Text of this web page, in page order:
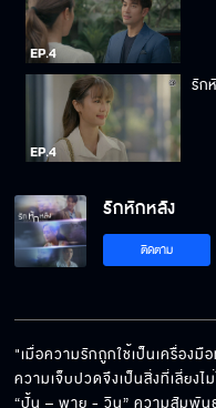
รัก
รักหักหลัง
ติดตาม
"เมื่อความรักถูกใช้เป็นเครื่องมื
ความเจ็บปวดจึงเป็นสิ่งที่เลี่ยงไ
“ปั้น – พาย - วิน” ความสัมพัน